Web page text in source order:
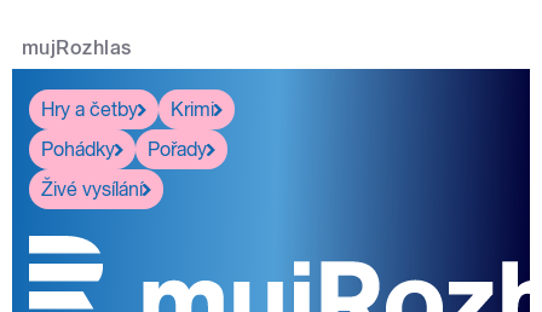
mujRozhlas
Hry a četby
Krimi
Pohádky
Pořady
Živé vysílání